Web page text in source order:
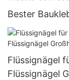
Bester
Flüssignägel
Flüssignägel